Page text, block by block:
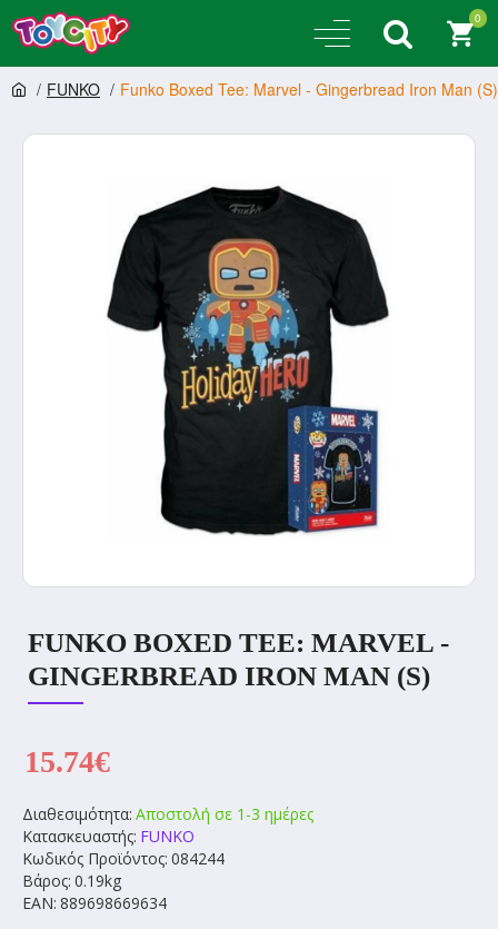
0
FUNKO Funko Boxed Tee: Marvel - Gingerbread Iron Man (S)
FUNKO BOXED TEE: MARVEL -
GINGERBREAD IRON MAN (S)
Διαθεσιμότητα: Αποστολή σε 1-3 ημέρες
Κατασκευαστής: FUNKO
Κωδικός Προϊόντος: 084244
Βάρος: 0.19kg
EAN: 889698669634
15.74€